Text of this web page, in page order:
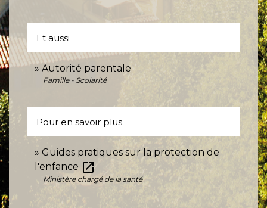
Et aussi
Autorité parentale
Famille - Scolarité
Pour en savoir plus
Guides pratiques sur la protection de
l'enfance open_in_new
Ministère chargé de la santé